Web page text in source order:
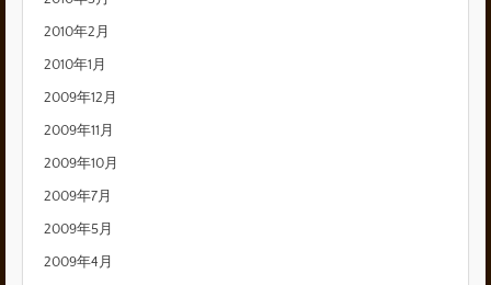
2010年2月
2010年1月
2009年12月
2009年11月
2009年10月
2009年7月
2009年5月
2009年4月